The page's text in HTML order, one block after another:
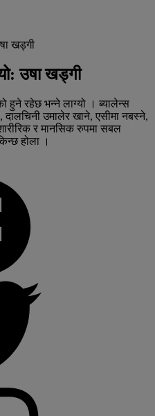
खड्गी
उषा खड्गी
हुने रहेछ भन्ने लाग्यो । ब्यालेन्स
दालचिनी उमालेर खाने, एसीमा नबस्ने,
र मानसिक रुपमा सबल
होला ।